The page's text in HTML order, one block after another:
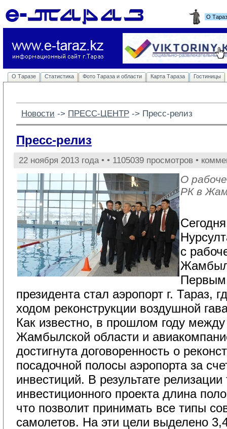
О
О Таразе Статистика Фото Тараза и области Карта Тараза Гостиницы
Новости -> ПРЕСС-ЦЕНТР -> Пресс-релиз
Пресс-релиз
22 ноября 2013 года • • 1105039 просмотров •
О
РК в
с
Первым
президента стал аэропорт г. Тараз,
ходом реконструкции воздушной
Как известно, в прошлом году
Жамбылской области и
достигнута договоренность о
посадочной полосы аэропорта за
инвестиций. В результате релизации
инвестиционного проекта длина
что позволит принимать все типы
самолетов. На эти цели выделено